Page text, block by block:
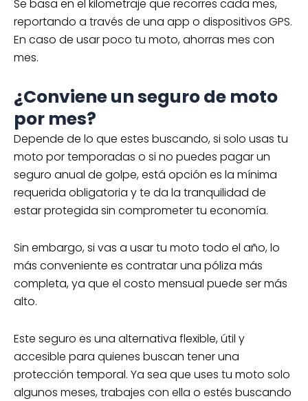
Se basa en el kilometraje que recorres cada mes,
reportando a través de una app o dispositivos GPS.
En caso de usar poco tu moto, ahorras mes con
mes.
¿Conviene un seguro de moto
por mes?
Depende de lo que estes buscando, si solo usas tu
moto por temporadas o si no puedes pagar un
seguro anual de golpe, está opción es la mínima
requerida obligatoria y te da la tranquilidad de
estar protegida sin comprometer tu economía.
Sin embargo, si vas a usar tu moto todo el año, lo
más conveniente es contratar una póliza más
completa, ya que el costo mensual puede ser más
alto.
Este seguro es una alternativa flexible, útil y
accesible para quienes buscan tener una
protección temporal. Ya sea que uses tu moto solo
algunos meses, trabajes con ella o estés buscando